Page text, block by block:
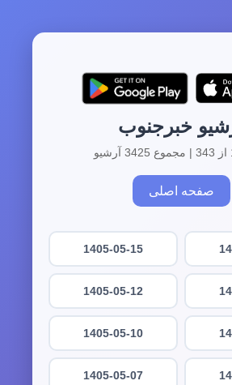
خبرجنوب
صفحه اصلی
1405-05-15
1405-05-12
1405-05-10
1405-05-07